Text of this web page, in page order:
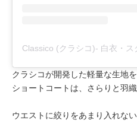
クラシコが開発した軽量な生地
ショートコートは、さらりと羽
ウエストに絞りをあまり入れな